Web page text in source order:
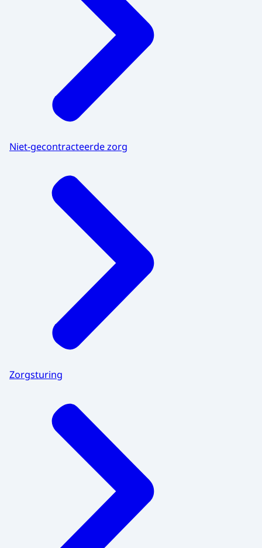
Niet-gecontracteerde zorg
Zorgsturing